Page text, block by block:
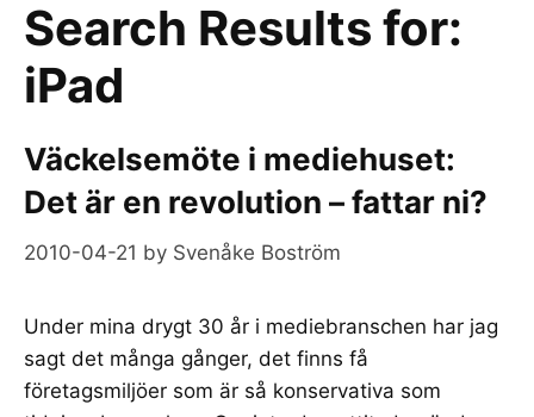
Search Results for:
iPad
Väckelsemöte i mediehuset:
Det är en revolution – fattar ni?
2010-04-21 by Svenåke Boström
Under mina drygt 30 år i mediebranschen har jag
sagt det många gånger, det finns få
företagsmiljöer som är så konservativa som